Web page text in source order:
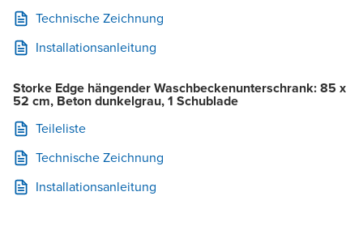
Technische Zeichnung
Installationsanleitung
Storke Edge hängender Waschbeckenunterschrank: 85 x
52 cm, Beton dunkelgrau, 1 Schublade
Teileliste
Technische Zeichnung
Installationsanleitung